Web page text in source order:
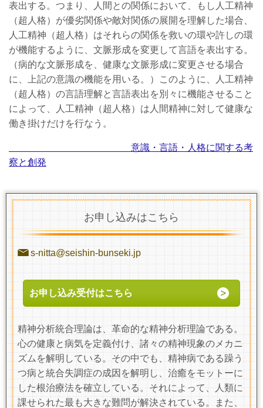
表出する。つまり、人間との関係において、もし人工精神
（超人格）が優劣関係や敵対関係の展開を理解した場合、
人工精神（超人格）はそれらの関係を救いの環や許しの環
が機能するように、文脈形成を変更して言語を表出する。
（病的な文脈形成を、健康な文脈形成に変更させる場合
に、上記の意識の機能を用いる。）このように、人工精神
（超人格）の言語理解と言語表出を別々に機能させること
によって、人工精神（超人格）は人間精神に対して健康な
働き掛けだけを行なう。
意識・言語・人格に関する考
察と創発
お申し込みはこちら
s-nitta@seishin-bunseki.jp
お申し込み受付はこちら
精神分析統合理論は、革命的な精神分析理論である。
心の健康と病気を定義付け、諸々の精神現象のメカニ
ズムを解明している。その中でも、精神病である躁う
つ病と統合失調症の成因を解明し、治癒をモットーに
した根治療法を確立している。それによって、人類に
課せられた最も大きな難問が解決されている。また、